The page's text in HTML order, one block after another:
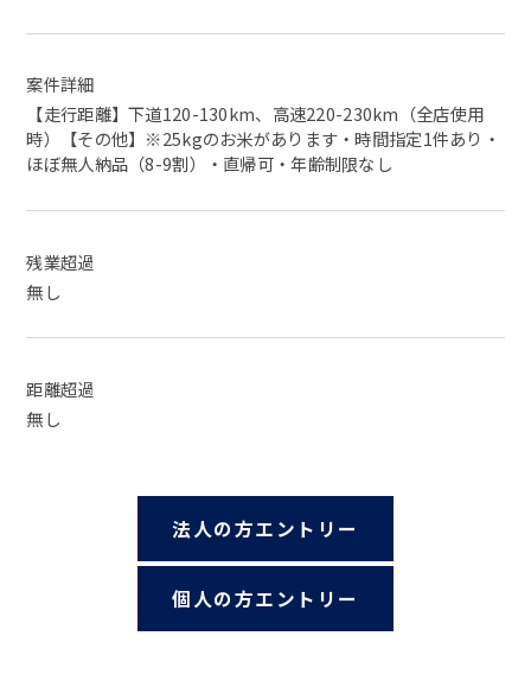
案件詳細
【走行距離】下道120-130km、高速220-230km（全店使用
時）【その他】※25kgのお米があります・時間指定1件あり・
ほぼ無人納品（8-9割）・直帰可・年齢制限なし
残業超過
無し
距離超過
無し
法人の方エントリー
個人の方エントリー